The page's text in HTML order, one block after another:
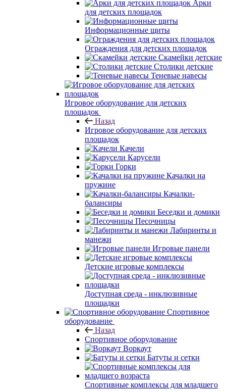
Арки
для детских площадок
Информационные щиты
Ограждения для детских площадок
Скамейки детские
Столики детские
Теневые навесы
Игровое оборудование для детских
площадок
Назад
Игровое оборудование для детских
площадок
Качели
Карусели
Горки
Качалки на
пружине
Качалки-
балансиры
Беседки и домики
Песочницы
Лабиринты и
манежи
Игровые панели
Детские игровые комплексы
Доступная среда - инклюзивные
площадки
Спортивное
оборудование
Назад
Спортивное оборудование
Воркаут
Батуты и сетки
Спортивные комплексы для младшего